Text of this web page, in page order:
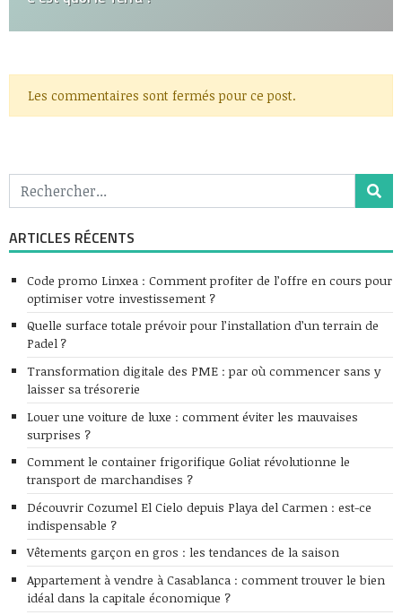
Les commentaires sont fermés pour ce post.
ARTICLES RÉCENTS
Code promo Linxea : Comment profiter de l’offre en cours pour
optimiser votre investissement ?
Quelle surface totale prévoir pour l’installation d’un terrain de
Padel ?
Transformation digitale des PME : par où commencer sans y
laisser sa trésorerie
Louer une voiture de luxe : comment éviter les mauvaises
surprises ?
Comment le container frigorifique Goliat révolutionne le
transport de marchandises ?
Découvrir Cozumel El Cielo depuis Playa del Carmen : est-ce
indispensable ?
Vêtements garçon en gros : les tendances de la saison
Appartement à vendre à Casablanca : comment trouver le bien
idéal dans la capitale économique ?